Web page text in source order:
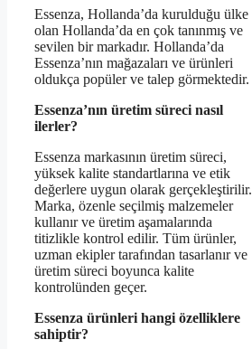
Essenza, Hollanda’da kurulduğu ülke
olan Hollanda’da en çok tanınmış ve
sevilen bir markadır. Hollanda’da
Essenza’nın mağazaları ve ürünleri
oldukça popüler ve talep görmektedir.
Essenza’nın üretim süreci nasıl
ilerler?
Essenza markasının üretim süreci,
yüksek kalite standartlarına ve etik
değerlere uygun olarak gerçekleştirilir.
Marka, özenle seçilmiş malzemeler
kullanır ve üretim aşamalarında
titizlikle kontrol edilir. Tüm ürünler,
uzman ekipler tarafından tasarlanır ve
üretim süreci boyunca kalite
kontrolünden geçer.
Essenza ürünleri hangi özelliklere
sahiptir?